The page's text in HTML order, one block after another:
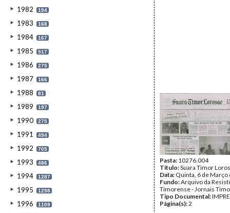
1982 194
1983 168
1984 167
1985 517
1986 275
1987 166
1988 81
1989 197
1990 275
1991 494
1992 705
1993 486
1994 1287
1995 1298
1996 1109
Pasta: 10276.004
Título:Suara Timor
Data: Quinta, 6 de Março
Fundo:Arquivo da
Timorense - Jornais
Tipo Documental:
Página(s):2